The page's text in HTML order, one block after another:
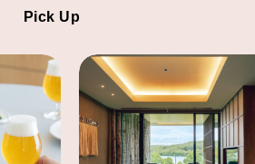
Pick Up